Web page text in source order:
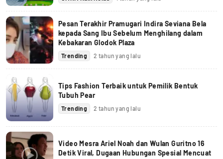
Pesan Terakhir Pramugari Indira Seviana Bela
kepada Sang Ibu Sebelum Menghilang dalam
Kebakaran Glodok Plaza
Trending 2 tahun yang lalu
Tips Fashion Terbaik untuk Pemilik Bentuk
Tubuh Pear
Trending 2 tahun yang lalu
Video Mesra Ariel Noah dan Wulan Guritno 16
Detik Viral, Dugaan Hubungan Spesial Mencuat